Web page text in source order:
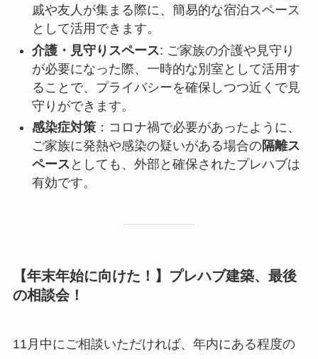
戚や友人が集まる際に、簡易的な宿泊スペース
として活用できます。
介護・見守りスペース: ご家族の介護や見守り
が必要になった際、一時的な別室として活用す
ることで、プライバシーを確​​保しつつ近くで見
守りができます。
感染症対策：コロナ禍で必要があったように、
ご家族に発熱や感染の疑いがある場合の隔離ス
ペース としても、外部と確保されたプレハブは
有効です。
【年末年始に向けた！】プレハブ建築、最後
の相談会！
11月中にご相談いただければ、年内にある程度の